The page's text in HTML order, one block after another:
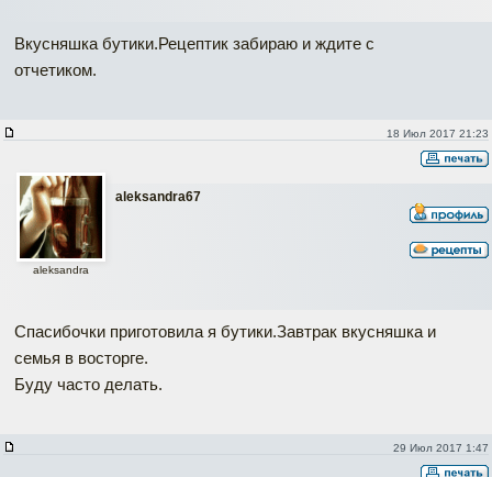
Вкусняшка бутики.Рецептик забираю и ждите с
отчетиком.
18 Июл 2017 21:23
aleksandra67
aleksandra
Спасибочки приготовила я бутики.Завтрак вкусняшка и
семья в восторге.
Буду часто делать.
29 Июл 2017 1:47